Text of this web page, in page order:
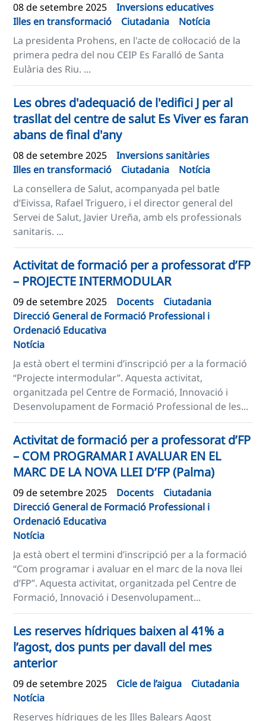
08 de setembre 2025
Inversions educatives
Illes en transformació
Ciutadania
Notícia
La presidenta Prohens, en l'acte de col·locació de la
primera pedra del nou CEIP Es Faralló de Santa
Eulària des Riu. ...
Les obres d'adequació de l'edifici J per al
trasllat del centre de salut Es Viver es faran
abans de final d'any
08 de setembre 2025
Inversions sanitàries
Illes en transformació
Ciutadania
Notícia
La consellera de Salut, acompanyada pel batle
d’Eivissa, Rafael Triguero, i el director general del
Servei de Salut, Javier Ureña, amb els professionals
sanitaris. ...
Activitat de formació per a professorat d’FP
– PROJECTE INTERMODULAR
09 de setembre 2025 Docents
Ciutadania
Direcció General de Formació Professional i
Ordenació Educativa
Notícia
Ja està obert el termini d’inscripció per a la formació
“Projecte intermodular”. Aquesta activitat,
organitzada pel Centre de Formació, Innovació i
Desenvolupament de Formació Professional de les...
Activitat de formació per a professorat d’FP
– COM PROGRAMAR I AVALUAR EN EL
MARC DE LA NOVA LLEI D’FP (Palma)
09 de setembre 2025 Docents
Ciutadania
Direcció General de Formació Professional i
Ordenació Educativa
Notícia
Ja està obert el termini d’inscripció per a la formació
“Com programar i avaluar en el marc de la nova llei
d’FP”. Aquesta activitat, organitzada pel Centre de
Formació, Innovació i Desenvolupament...
Les reserves hídriques baixen al 41% a
l’agost, dos punts per davall del mes
anterior
09 de setembre 2025 Cicle de l’aigua
Ciutadania
Notícia
Reserves hídriques de les Illes Balears Agost